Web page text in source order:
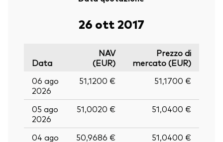
26 ott 2017
Data
NAV
(EUR)
Prezzo di
mercato (EUR)
06 ago
2026
51,1200 € 51,1700 €
05 ago
2026
51,0020 € 51,0400 €
04 ago
50,9686 € 51,0400 €